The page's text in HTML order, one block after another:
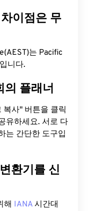
이점은 무
는 Pacific
니다.
플래너
복사" 버튼을 클릭
유하세요. 서로 다
는 간단한 도구입
환기를 신
해 IANA 시간대